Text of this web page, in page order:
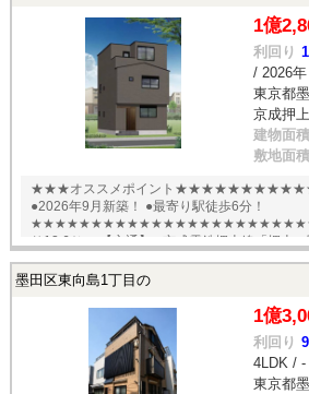
1億
利回り
/ 2026年
東京都
京成押
建物面積
敷地面積
★★★オススメポイント★★★★★★★★★★★★★ ●利回り
●2026年9月新築！ ●最寄り駅徒歩6分！
★★★★★★★★★★★★★★★★★★★★★★★★ 【利回り】 ●想定利
り12.6％ 【交通】 ●京成電鉄押上線「押上」駅徒歩6分 English
available
墨田区東向島1丁目の
1億
利回り
4LDK / -
東京都